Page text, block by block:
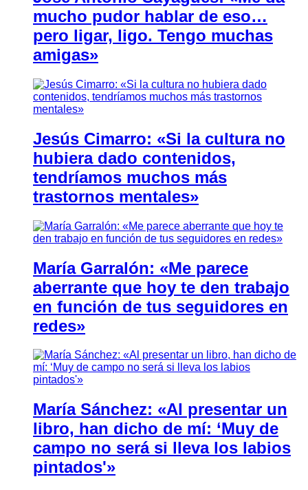
mucho pudor hablar de eso…
pero ligar, ligo. Tengo muchas
amigas»
Jesús Cimarro: «Si la cultura no
hubiera dado contenidos,
tendríamos muchos más
trastornos mentales»
María Garralón: «Me parece
aberrante que hoy te den trabajo
en función de tus seguidores en
redes»
María Sánchez: «Al presentar un
libro, han dicho de mí: ‘Muy de
campo no será si lleva los labios
pintados'»